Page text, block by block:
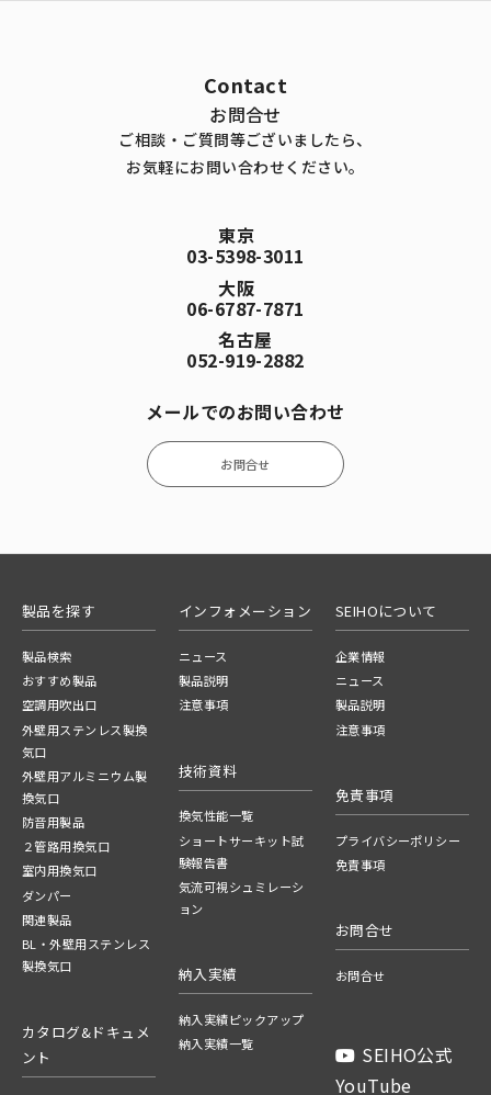
Contact
お問合せ
ご相談・ご質問等ございましたら、
お気軽にお問い合わせください。
東京
03-5398-3011
大阪
06-6787-7871
名古屋
052-919-2882
メールでのお問い合わせ
お問合せ
製品を探す
製品検索
おすすめ製品
空調用吹出口
外壁用ステンレス製換
気口
外壁用アルミニウム製
換気口
防音用製品
２管路用換気口
室内用換気口
ダンパー
関連製品
BL・外壁用ステンレス
製換気口
カタログ&ドキュメ
ント
インフォメーション
ニュース
製品説明
注意事項
技術資料
換気性能一覧
ショートサーキット試
験報告書
気流可視シュミレーシ
ョン
納入実績
納入実績ピックアップ
納入実績一覧
SEIHOについて
企業情報
ニュース
製品説明
注意事項
免責事項
プライバシーポリシー
免責事項
お問合せ
お問合せ
SEIHO公式
YouTube